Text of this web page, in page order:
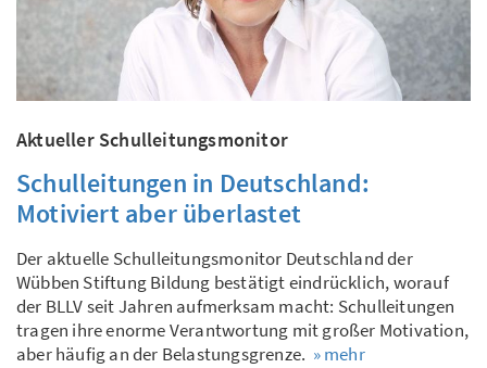
Aktueller Schulleitungsmonitor
Schulleitungen in Deutschland:
Motiviert aber überlastet
Der aktuelle Schulleitungsmonitor Deutschland der
Wübben Stiftung Bildung bestätigt eindrücklich, worauf
der BLLV seit Jahren aufmerksam macht: Schulleitungen
tragen ihre enorme Verantwortung mit großer Motivation,
aber häufig an der Belastungsgrenze. » mehr